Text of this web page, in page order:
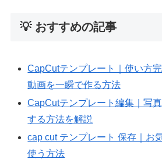
💡 おすすめの記事
CapCutテンプレート｜使い方
動画を一瞬で作る方法
CapCutテンプレート編集｜写
する方法を解説
cap cut テンプレート 保存｜お
使う方法